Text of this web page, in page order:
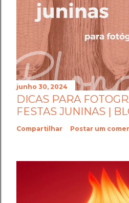
junho 30, 2024
DICAS PARA
FESTAS JUNINAS |
Compartilhar Postar um